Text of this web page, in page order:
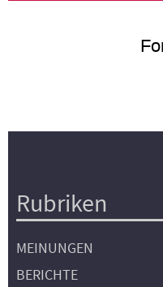
Hauptnavigation
Rubriken
MEINUNGEN
BERICHTE